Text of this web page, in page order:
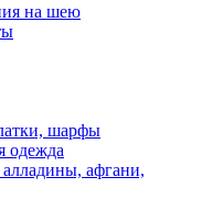
на шею
шарфы
одежда
афгани,